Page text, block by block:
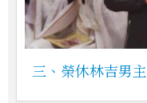
三、榮休林吉男